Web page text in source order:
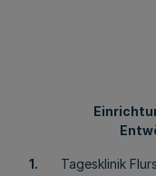
1.
Tagesklinik